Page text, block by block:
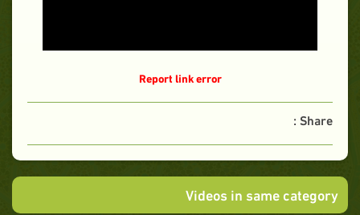
Report link error
Share :
Videos in same category